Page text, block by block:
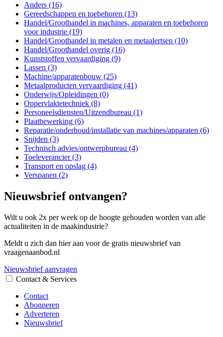
Anders (16)
Gereedschappen en toebehoren (13)
Handel/Groothandel in machines, apparaten en toebehoren
voor industrie (19)
Handel/Groothandel in metalen en metaalertsen (10)
Handel/Groothandel overig (16)
Kunststoffen vervaardiging (9)
Lassen (3)
Machine/apparatenbouw (25)
Metaalproducten vervaardiging (41)
Onderwijs/Opleidingen (0)
Oppervlaktetechniek (8)
Personeelsdiensten/Uitzendbureau (1)
Plaatbewerking (6)
Reparatie/onderhoud/installatie van machines/apparaten (6)
Snijden (3)
Technisch advies/ontwerpbureau (4)
Toeleverancier (3)
Transport en opslag (4)
Verspanen (2)
Nieuwsbrief ontvangen?
Wilt u ook 2x per week op de hoogte gehouden worden van alle
actualiteiten in de maakindustrie?
Meldt u zich dan hier aan voor de gratis nieuwsbrief van
vraagenaanbod.nl
Nieuwsbrief aanvragen
Contact & Services
Contact
Abonneren
Adverteren
Nieuwsbrief